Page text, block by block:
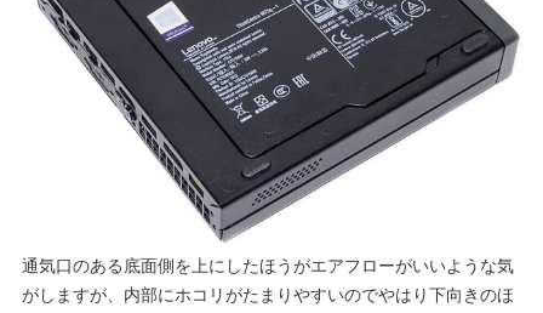
通気口のある底面側を上にしたほうがエアフローがいいような気
がしますが、内部にホコリがたまりやすいのでやはり下向きのほ